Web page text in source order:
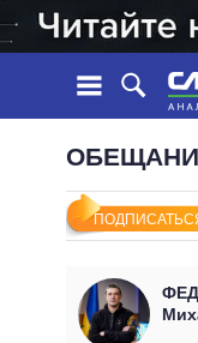
ЛЕНТА
СОБЫТИЯ
СТАТЬИ
МНЕНИЯ
ВСЕ